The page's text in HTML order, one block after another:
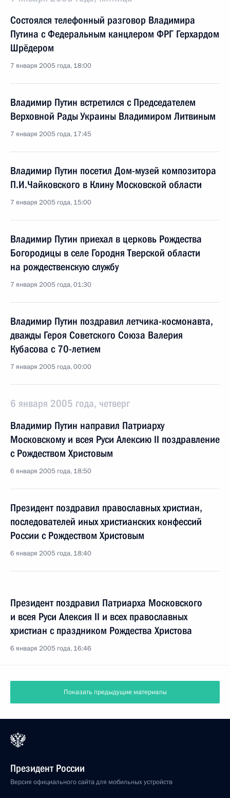
Состоялся телефонный разговор Владимира
Путина с Федеральным канцлером ФРГ Герхардом
Шрёдером
7 января 2005 года, 18:00
Владимир Путин встретился с Председателем
Верховной Рады Украины Владимиром Литвиным
7 января 2005 года, 17:45
Владимир Путин посетил Дом-музей композитора
П.И.Чайковского в Клину Московской области
7 января 2005 года, 15:00
Владимир Путин приехал в церковь Рождества
Богородицы в селе Городня Тверской области
на рождественскую службу
7 января 2005 года, 01:30
Владимир Путин поздравил летчика-космонавта,
дважды Героя Советского Союза Валерия
Кубасова с 70-летием
7 января 2005 года, 00:00
6 января 2005 года, четверг
Владимир Путин направил Патриарху
Московскому и всея Руси Алексию II поздравление
с Рождеством Христовым
6 января 2005 года, 18:50
Президент поздравил православных христиан,
последователей иных христианских конфессий
России с Рождеством Христовым
6 января 2005 года, 18:40
Президент поздравил Патриарха Московского
и всея Руси Алексия II и всех православных
христиан с праздником Рождества Христова
6 января 2005 года, 16:46
Показать предыдущие материалы
Президент России
Версия официального сайта для мобильных устройств